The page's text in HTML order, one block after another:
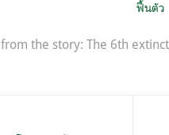
ฟื้นตัว
from the story: The 6th